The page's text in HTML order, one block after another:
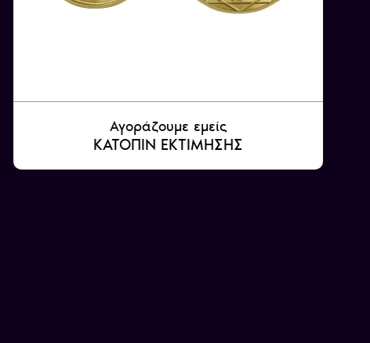
Αγοράζουμε εμείς
ΚΑΤΟΠΙΝ ΕΚΤΙΜΗΣΗΣ